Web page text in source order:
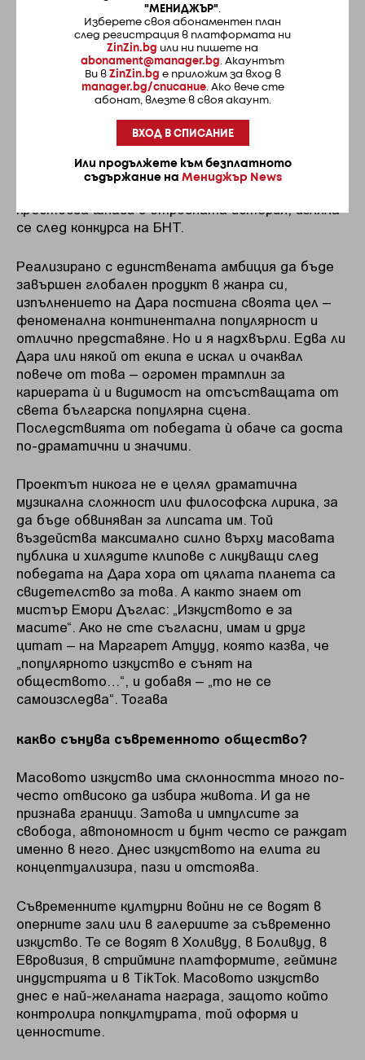
"МЕНИДЖЪР"
Изберете своя абонаментен план
след регистрация в платформата ни
ZinZin.bg или ни пишете на
abonament@manager.bg
. Акаунтът
Ви в ZinZin.bg е приложим за вход в
manager.bg/списание. Ако вече сте
абонат, влезте в своя акаунт.
ВХОД В СПИСАНИЕ
Или продължете към безплатното
съдържание на Мениджър News
Господ Исус Христос всяка дума, която се пее в
тази песен, и силата ѝ върху страната ни“,
остава любимият ми фейсбук цитат, събираем
за цялата анатема, която привидя в Bangaranga
евросатанизъм с разрушителна за нацията
Цялата концепция около избора на изпълнителя
и песента, както и стратегическото
изграждане на представянето ѝ за конкурса, не
кръстосва шпаги в отровната истерия, изляла
се след конкурса на БНТ.
Реализирано с единствената амбиция да бъде
завършен глобален продукт в жанра си,
изпълнението на Дара постигна своята цел –
феноменална континентална популярност и
отлично представяне. Но и я надхвърли. Едва ли
Дара или някой от екипа е искал и очаквал
повече от това – огромен трамплин за
кариерата ѝ и видимост на отсъстващата от
света българска популярна сцена.
Последствията от победата ѝ обаче са доста
по-драматични и значими.
Проектът никога не е целял драматична
музикална сложност или философска лирика, за
да бъде обвиняван за липсата им. Той
въздейства максимално силно върху масовата
публика и хилядите клипове с ликуващи след
победата на Дара хора от цялата планета са
свидетелство за това. А както знаем от
мистър Емори Дъглас: „Изкуството е за
масите“. Ако не сте съгласни, имам и друг
цитат – на Маргарет Атууд, която казва, че
„популярното изкуство е сънят на
обществото…“, и добавя – „то не се
самоизследва“. Тогава
какво сънува съвременното общество?
Масовото изкуство има склонността много по-
често отвисоко да избира живота. И да не
признава граници. Затова и импулсите за
свобода, автономност и бунт често се раждат
именно в него. Днес изкуството на елита ги
концептуализира, пази и отстоява.
Съвременните културни войни не се водят в
оперните зали или в галериите за съвременно
изкуство. Те се водят в Холивуд, в Боливуд, в
Евровизия, в стрийминг платформите, гейминг
индустрията и в TikTok. Масовото изкуство
днес е най-желаната награда, защото който
контролира попкултурата, той оформя и
ценностите.